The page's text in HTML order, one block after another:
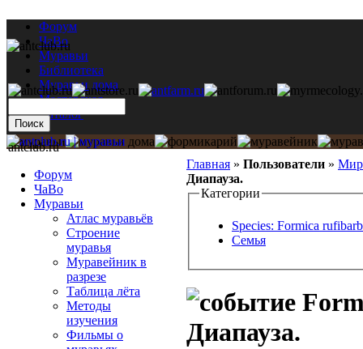
Форум
ЧаВо
Муравьи
Библиотека
Муравьи дома
Мастерская
Каталог
Главная » Пользователи »
Диапауза.
Категории
Species: Formica
Семья
Диапауза.
antclub.ru
Форум
ЧаВо
Муравьи
Атлас муравьёв
Строение
муравья
Муравейник в
разрезе
Таблица лёта
Методы
изучения
Фильмы о